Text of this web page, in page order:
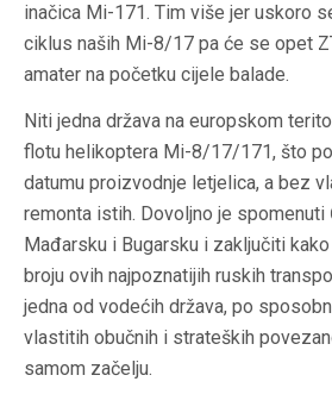
inačica Mi-171. Tim više jer uskoro
ciklus naših Mi-8/17 pa će se opet
amater na početku cijele balade.
Niti jedna država na europskom
flotu helikoptera Mi-8/17/171, što
datumu proizvodnje letjelica, a bez
remonta istih. Dovoljno je spomenuti
Mađarsku i Bugarsku i zaključiti
broju ovih najpoznatijih ruskih
jedna od vodećih država, po
vlastitih obučnih i strateških
samom začelju.